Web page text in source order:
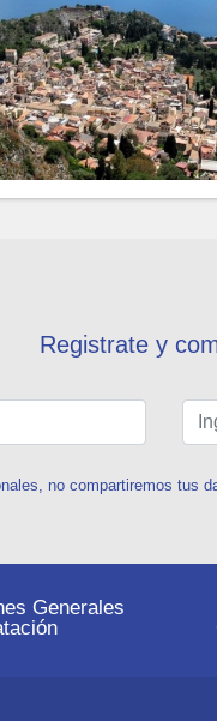
Registrate y
no compartiremos tus
Generales